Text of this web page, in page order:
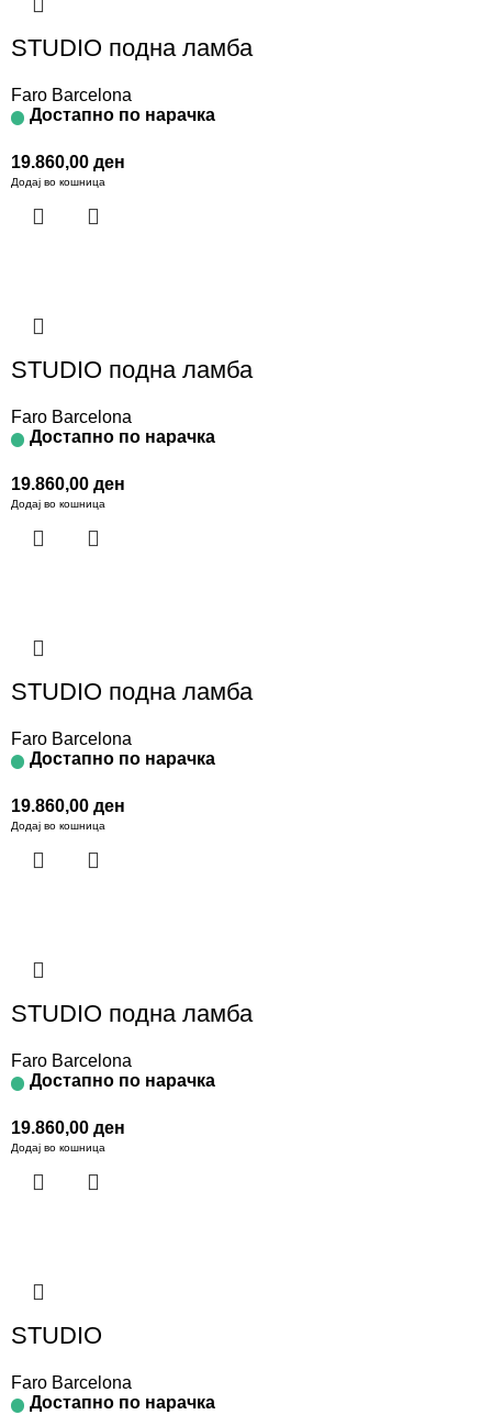
STUDIO подна ламба
Faro Barcelona
Достапно по нарачка
19.860,00 ден
Додај во кошница
STUDIO подна ламба
Faro Barcelona
Достапно по нарачка
19.860,00 ден
Додај во кошница
STUDIO подна ламба
Faro Barcelona
Достапно по нарачка
19.860,00 ден
Додај во кошница
STUDIO подна ламба
Faro Barcelona
Достапно по нарачка
19.860,00 ден
Додај во кошница
STUDIO
Faro Barcelona
Достапно по нарачка